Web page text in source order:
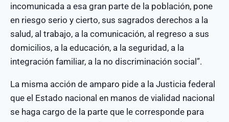
incomunicada a esa gran parte de la población, pone
en riesgo serio y cierto, sus sagrados derechos a la
salud, al trabajo, a la comunicación, al regreso a sus
domicilios, a la educación, a la seguridad, a la
integración familiar, a la no discriminación social”.
La misma acción de amparo pide a la Justicia federal
que el Estado nacional en manos de vialidad nacional
se haga cargo de la parte que le corresponde para